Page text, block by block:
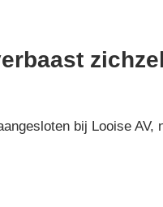
bij Looise